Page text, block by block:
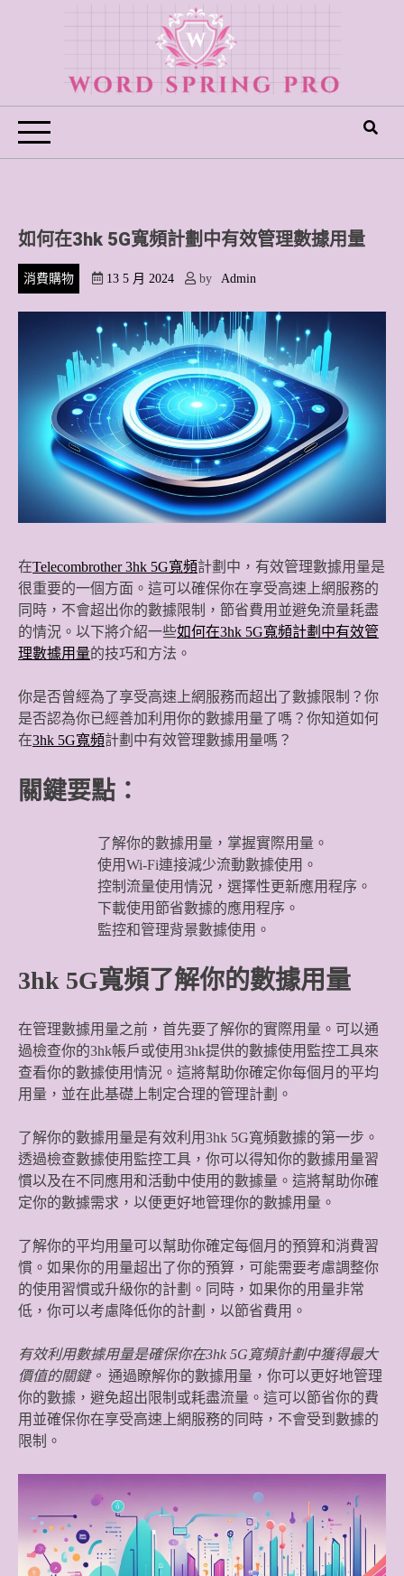
Word Spring Pro
如何在3hk 5G寬頻計劃中有效管理數據用量
消費購物 13 5 月 2024 by Admin
在Telecombrother 3hk 5G寬頻計劃中，有效管理數據用量是
很重要的一個方面。這可以確保你在享受高速上網服務的
同時，不會超出你的數據限制，節省費用並避免流量耗盡
的情況。以下將介紹一些如何在3hk 5G寬頻計劃中有效管
理數據用量的技巧和方法。
你是否曾經為了享受高速上網服務而超出了數據限制？你
是否認為你已經善加利用你的數據用量了嗎？你知道如何
在3hk 5G寬頻計劃中有效管理數據用量嗎？
關鍵要點：
了解你的數據用量，掌握實際用量。
使用Wi-Fi連接減少流動數據使用。
控制流量使用情況，選擇性更新應用程序。
下載使用節省數據的應用程序。
監控和管理背景數據使用。
3hk 5G寬頻了解你的數據用量
在管理數據用量之前，首先要了解你的實際用量。可以通
過檢查你的3hk帳戶或使用3hk提供的數據使用監控工具來
查看你的數據使用情況。這將幫助你確定你每個月的平均
用量，並在此基礎上制定合理的管理計劃。
了解你的數據用量是有效利用3hk 5G寬頻數據的第一步。
透過檢查數據使用監控工具，你可以得知你的數據用量習
慣以及在不同應用和活動中使用的數據量。這將幫助你確
定你的數據需求，以便更好地管理你的數據用量。
了解你的平均用量可以幫助你確定每個月的預算和消費習
慣。如果你的用量超出了你的預算，可能需要考慮調整你
的使用習慣或升級你的計劃。同時，如果你的用量非常
低，你可以考慮降低你的計劃，以節省費用。
有效利用數據用量是確保你在3hk 5G寬頻計劃中獲得最大
價值的關鍵。 通過瞭解你的數據用量，你可以更好地管理
你的數據，避免超出限制或耗盡流量。這可以節省你的費
用並確保你在享受高速上網服務的同時，不會受到數據的
限制。